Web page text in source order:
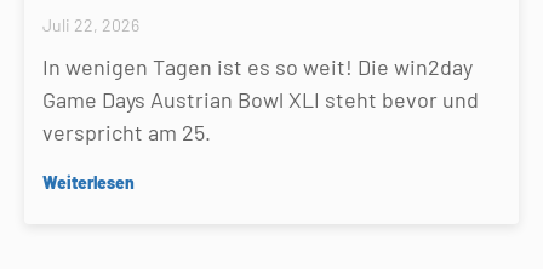
Juli 22, 2026
In wenigen Tagen ist es so weit! Die win2day
Game Days Austrian Bowl XLI steht bevor und
verspricht am 25.
Weiterlesen